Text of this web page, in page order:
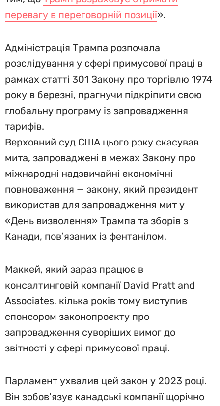
перевагу в переговорній позиції».
Адміністрація Трампа розпочала
розслідування у сфері примусової праці в
рамках статті 301 Закону про торгівлю 1974
року в березні, прагнучи підкріпити свою
глобальну програму із запровадження
тарифів.
Верховний суд США цього року скасував
мита, запроваджені в межах Закону про
міжнародні надзвичайні економічні
повноваження — закону, який президент
використав для запровадження мит у
«День визволення» Трампа та зборів з
Канади, пов’язаних із фентанілом.
Маккей, який зараз працює в
консалтинговій компанії David Pratt and
Associates, кілька років тому виступив
спонсором законопроєкту про
запровадження суворіших вимог до
звітності у сфері примусової праці.
Парламент ухвалив цей закон у 2023 році.
Він зобов’язує канадські компанії щорічно